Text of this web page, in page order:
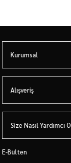
Kurumsal
Alışveriş
Size Nasıl Yardımcı
E-Bülten